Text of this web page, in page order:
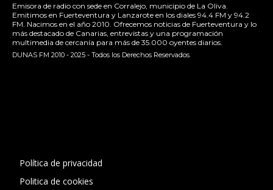
Emisora de radio con sede en Corralejo, municipio de La Oliva.
Emitimos en Fuerteventura y Lanzarote en los diales 94.4 FM y 94.2
FM. Nacimos en el año 2010. Ofrecemos noticias de Fuerteventura y lo
más destacado de Canarias, entrevistas y una programación
multimedia de cercanía para más de 35.000 oyentes diarios.
DUNAS FM 2010 - 2025 - Todos los Derechos Reservados.
Política de privacidad
Politica de cookies